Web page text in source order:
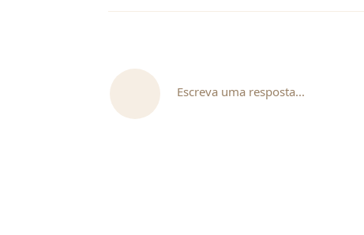
Escreva uma resposta...